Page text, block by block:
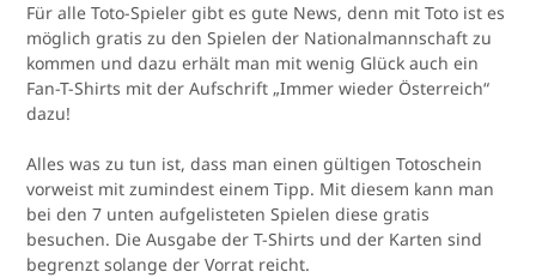
Für alle Toto-Spieler gibt es gute News, denn mit Toto ist es
möglich gratis zu den Spielen der Nationalmannschaft zu
kommen und dazu erhält man mit wenig Glück auch ein
Fan-T-Shirts mit der Aufschrift „Immer wieder Österreich“
dazu!
Alles was zu tun ist, dass man einen gültigen Totoschein
vorweist mit zumindest einem Tipp. Mit diesem kann man
bei den 7 unten aufgelisteten Spielen diese gratis
besuchen. Die Ausgabe der T-Shirts und der Karten sind
begrenzt solange der Vorrat reicht.